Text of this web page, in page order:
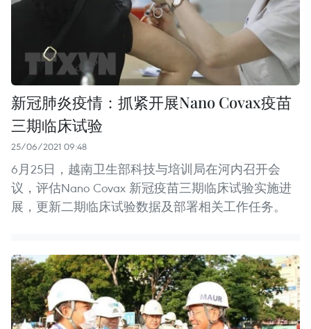
新冠肺炎疫情：抓紧开展Nano Covax疫苗
三期临床试验
25/06/2021 09:48
6月25日，越南卫生部科技与培训局在河内召开会
议，评估Nano Covax 新冠疫苗三期临床试验实施进
展，更新二期临床试验数据及部署相关工作任务。